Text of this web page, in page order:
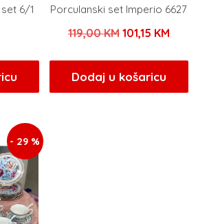
6/1 Porculanski set Imperio 6627
119,00KM Izvorna
bila
je:
101,15 KM
Dodaj u košaricu
- 29 %